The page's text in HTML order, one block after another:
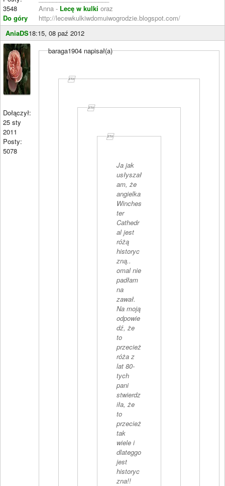
3548
Do góry
Anna - Lecę w kulki oraz
http://lecewkulkiwdomuiwogrodzie.blogspot.com/
AniaDS18:15, 08 paź 2012
Dołączył:
25 sty
2011
Posty:
5078
baraga1904 napisał(a)



Ja jak
usłyszał
am, że
angielka
Winches
ter
Cathedr
al jest
różą
historyc
zną..
omal nie
padłam
na
zawał.
Na moją
odpowie
dź, że
to
przecież
róża z
lat 80-
tych
pani
stwierdz
iła, że
to
przecież
tak
wiele i
dlateggo
jest
historyc
zna!!